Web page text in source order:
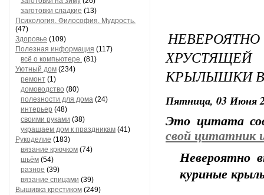
заготовки сладкие (13)
Психология. Философия. Мудрость.
(47)
Здоровье (109)
Полезная информация (117)
всё о компьютере. (81)
Уютный дом (234)
ремонт (1)
домоводство (80)
полезности для дома (24)
интерьер (48)
своими руками (38)
украшаем дом к праздникам (41)
Рукоделие (183)
вязание крючком (74)
шьём (54)
разное (39)
вязание спицами (39)
Вышивка крестиком (249)
КРЫЛЫШКИ В
Пятница, 03 Июня
Это цитата
свой цитатник
Невероятно
куриные